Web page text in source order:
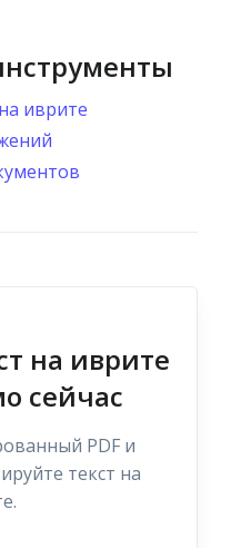
иврите
на иврите
сейчас
PDF и
текст на